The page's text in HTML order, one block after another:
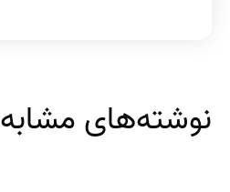
نوشته‌های مشابه